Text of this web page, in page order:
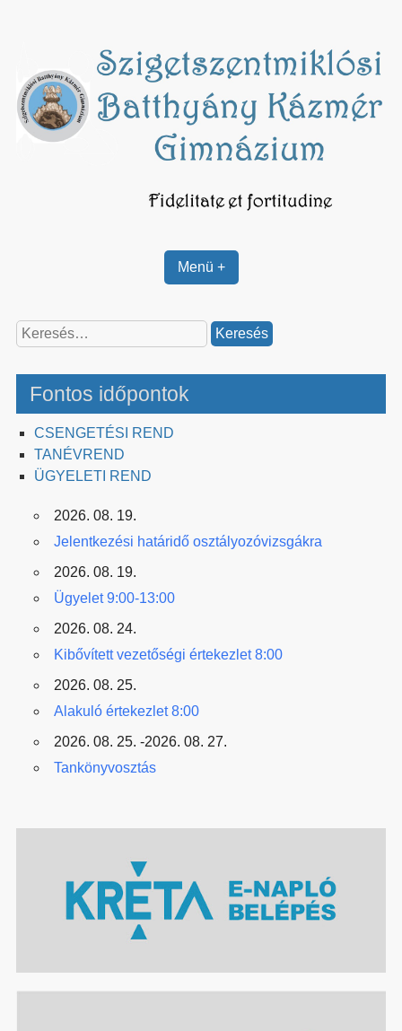
Menü +
Keresés:
Fontos időpontok
CSENGETÉSI REND
TANÉVREND
ÜGYELETI REND
2026. 08. 19.
Jelentkezési határidő osztályozóvizsgákra
2026. 08. 19.
Ügyelet 9:00-13:00
2026. 08. 24.
Kibővített vezetőségi értekezlet 8:00
2026. 08. 25.
Alakuló értekezlet 8:00
2026. 08. 25. -2026. 08. 27.
Tankönyvosztás